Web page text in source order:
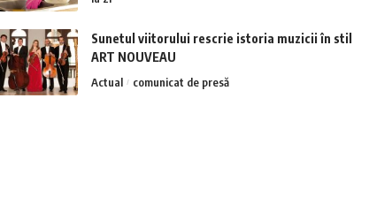
Sunetul viitorului rescrie istoria muzicii în stil
ART NOUVEAU
Actual comunicat de presă